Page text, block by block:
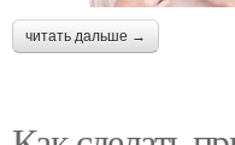
читать дальше →